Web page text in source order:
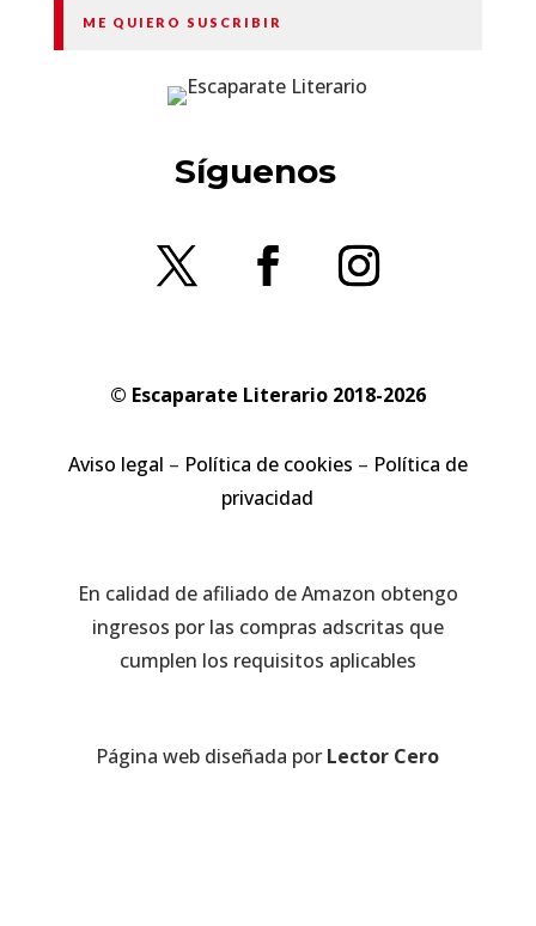
ME QUIERO SUSCRIBIR
Síguenos
© Escaparate Literario 2018-2026
Aviso legal – Política de cookies – Política de
privacidad
En calidad de afiliado de Amazon obtengo
ingresos por las compras adscritas que
cumplen los requisitos aplicables
Página web diseñada por Lector Cero